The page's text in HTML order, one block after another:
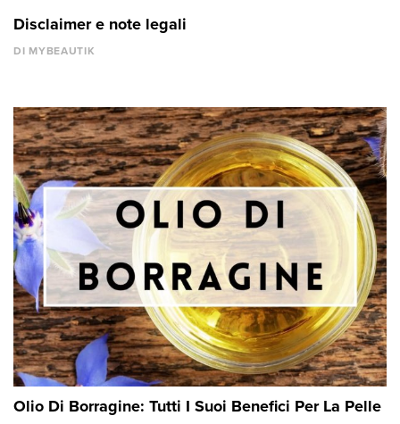
Disclaimer e note legali
DI MYBEAUTIK
Olio Di Borragine: Tutti I Suoi Benefici Per La Pelle